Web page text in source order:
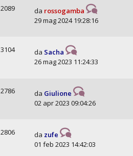
2089 da rossogamba
29 mag 2024 19:28:16
3104 da Sacha
26 mag 2023 11:24:33
2786 da Giulione
02 apr 2023 09:04:26
2806 da zufe
01 feb 2023 14:42:03